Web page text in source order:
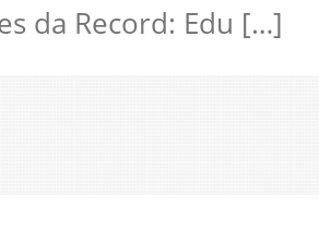
da Record: Edu […]